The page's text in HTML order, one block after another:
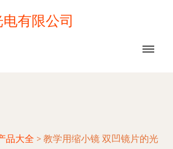
有限公司
品大全 > 教学用缩小镜 双凹镜片的光